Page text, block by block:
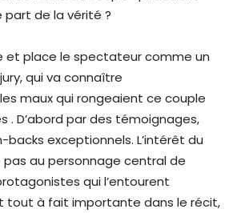
de la vérité ?
et place le spectateur comme un
qui va connaître
maux qui rongeaient ce couple
. D’abord par des témoignages,
backs exceptionnels. L’intérêt du
pas au personnage central de
qui l’entourent
tout à fait importante dans le récit,